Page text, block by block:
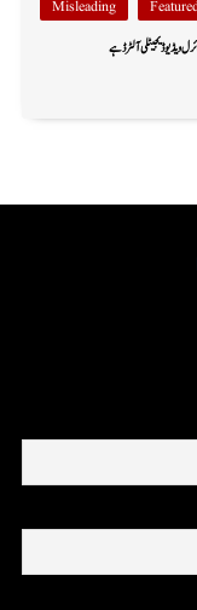
Misleading
ویڈیو ڈیجیٹلی آلٹرڈ ہے